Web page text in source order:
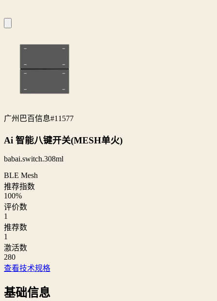
广州巴百信息#11577
Ai 智能八键开关(MESH单火)
babai.switch.308ml
BLE Mesh
推荐指数
100%
评价数
1
推荐数
1
激活数
280
查看技术规格
基础信息